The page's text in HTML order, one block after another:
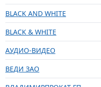
BLACK AND WHITE
BLACK & WHITE
АУДИО-ВИДЕО
ВЕДИ ЗАО